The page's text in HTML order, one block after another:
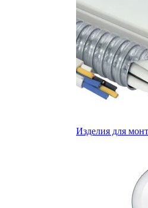
Изделия для